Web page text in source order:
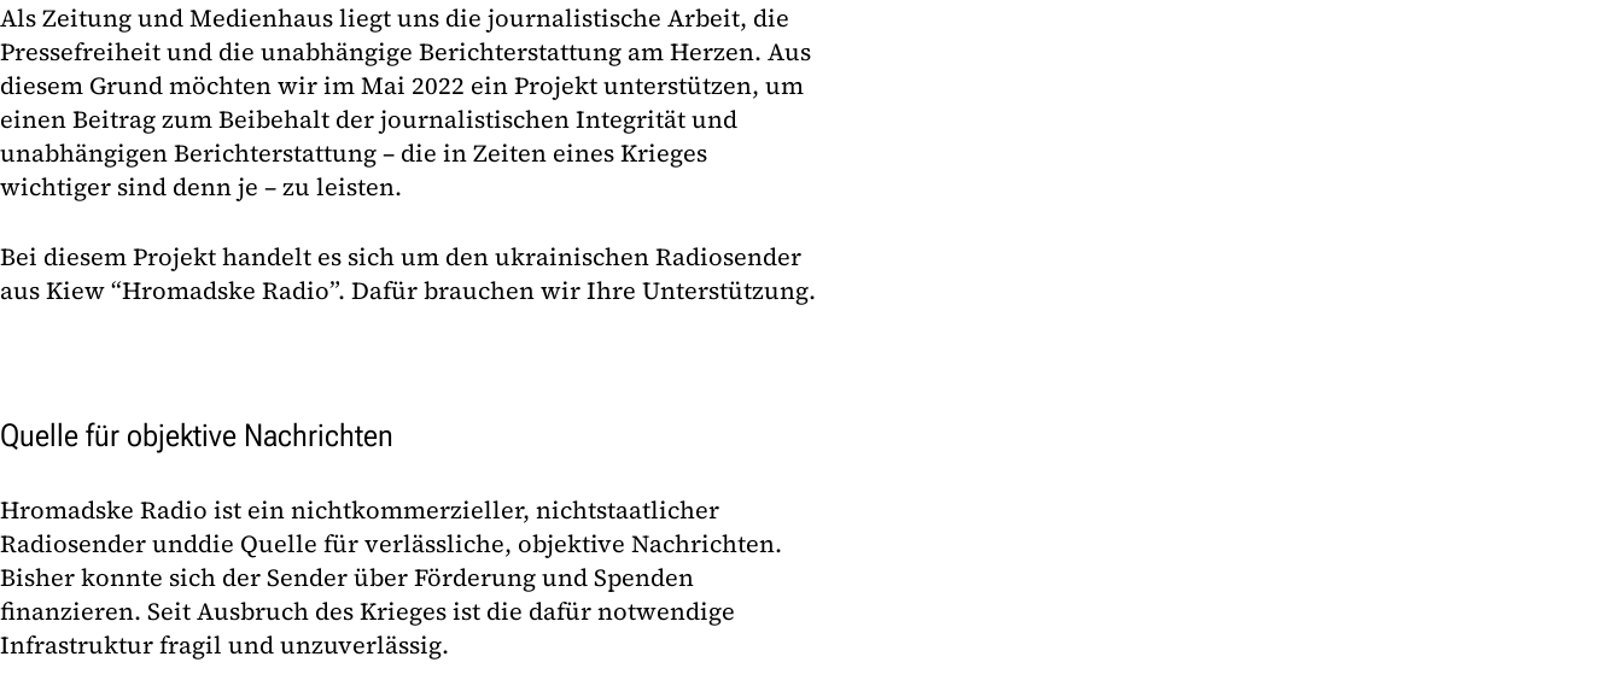
Als Zeitung und Medienhaus liegt uns die journalistische Arbeit, die
Pressefreiheit und die unabhängige Berichterstattung am Herzen. Aus
diesem Grund möchten wir im Mai 2022 ein Projekt unterstützen, um
einen Beitrag zum Beibehalt der journalistischen Integrität und
unabhängigen Berichterstattung – die in Zeiten eines Krieges
wichtiger sind denn je – zu leisten.
Bei diesem Projekt handelt es sich um den ukrainischen Radiosender
aus Kiew “Hromadske Radio”. Dafür brauchen wir Ihre Unterstützung.
Quelle für objektive Nachrichten
Hromadske Radio ist ein nichtkommerzieller, nichtstaatlicher
Radiosender unddie Quelle für verlässliche, objektive Nachrichten.
Bisher konnte sich der Sender über Förderung und Spenden
finanzieren. Seit Ausbruch des Krieges ist die dafür notwendige
Infrastruktur fragil und unzuverlässig.